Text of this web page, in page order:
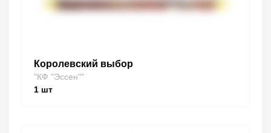
Королевский выбор
"КФ "Эссен""
1 шт